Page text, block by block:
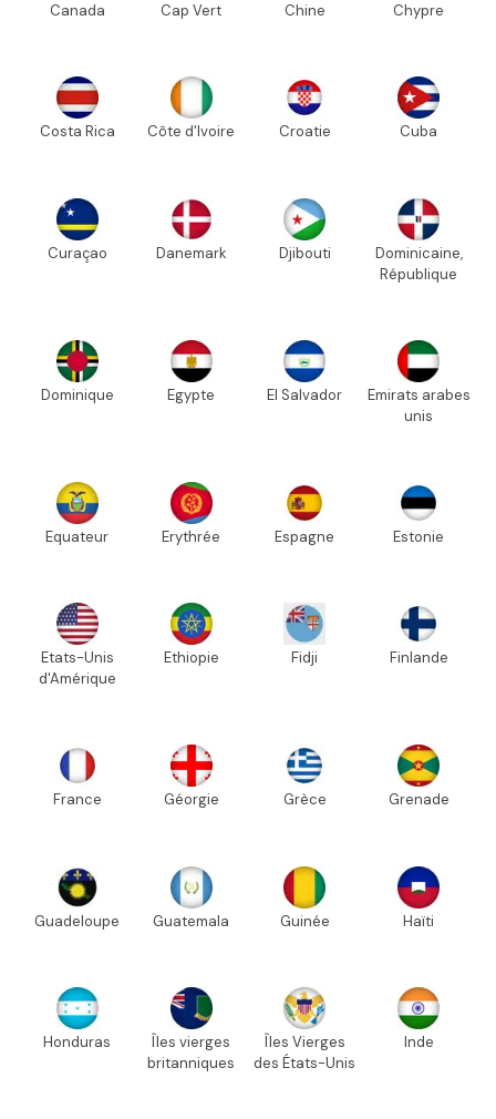
Canada Cap Vert Chine Chypre
Costa Rica Côte d'Ivoire Croatie Cuba
Curaçao Danemark Djibouti
Dominicaine,
République
Dominique Egypte El Salvador
Emirats arabes
unis
Equateur Erythrée Espagne Estonie
Etats-Unis
d'Amérique
Ethiopie Fidji Finlande
France Géorgie Grèce Grenade
Guadeloupe Guatemala Guinée Haïti
Honduras
Îles vierges
britanniques
Îles Vierges
des États-Unis
Inde